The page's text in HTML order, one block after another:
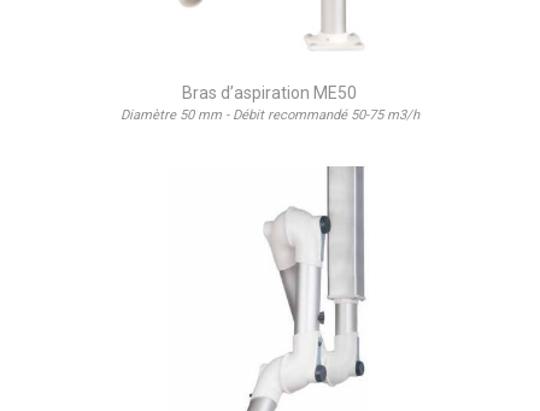
Bras d’aspiration ME50
Diamètre 50 mm - Débit recommandé 50-75 m3/h